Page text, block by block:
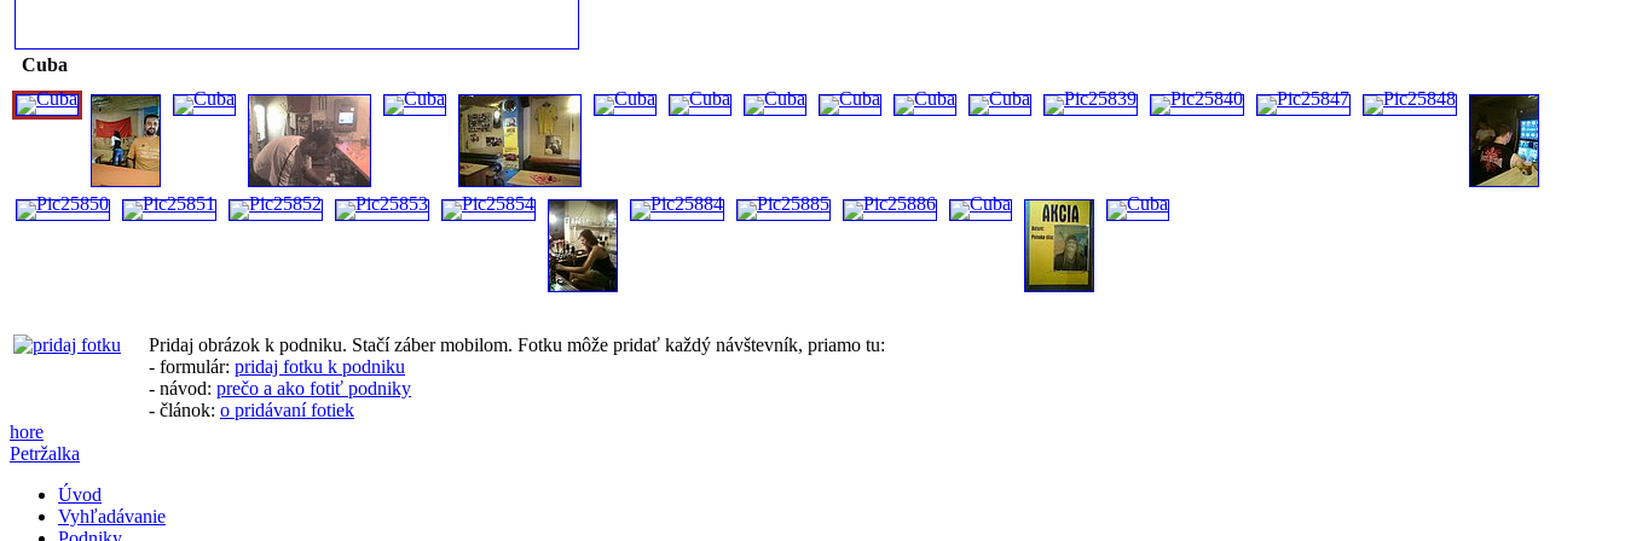
Cuba
Pridaj obrázok k podniku. Stačí záber mobilom. Fotku môže pridať každý návštevník, priamo tu:
- formulár: pridaj fotku k podniku
- návod: prečo a ako fotiť podniky
- článok: o pridávaní fotiek
hore
Petržalka
Úvod
Vyhľadávanie